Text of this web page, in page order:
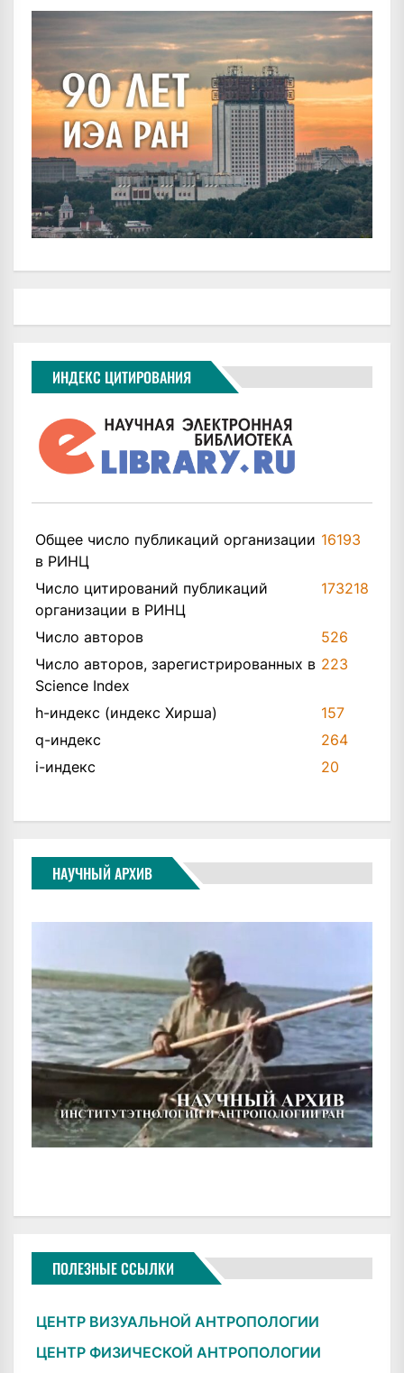
ИНДЕКС ЦИТИРОВАНИЯ
Общее число публикаций организации
в РИНЦ
16193
Число цитирований публикаций
организации в РИНЦ
173218
Число авторов
526
Число авторов, зарегистрированных в
Science Index
223
h-индекс (индекс Хирша)
157
q-индекс
264
i-индекс
20
НАУЧНЫЙ АРХИВ
ПОЛЕЗНЫЕ ССЫЛКИ
ЦЕНТР ВИЗУАЛЬНОЙ АНТРОПОЛОГИИ
ЦЕНТР ФИЗИЧЕСКОЙ АНТРОПОЛОГИИ